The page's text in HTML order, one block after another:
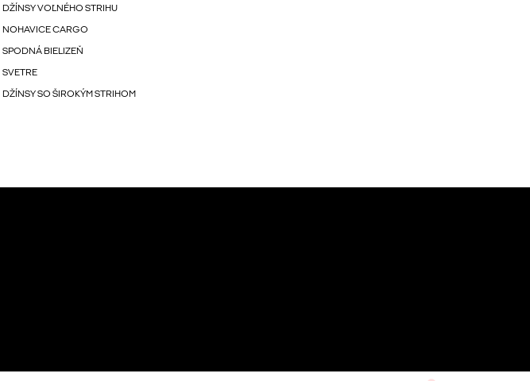
DŽÍNSY VOĽNÉHO STRIHU
NOHAVICE CARGO
SPODNÁ BIELIZEŇ
SVETRE
DŽÍNSY SO ŠIROKÝM STRIHOM